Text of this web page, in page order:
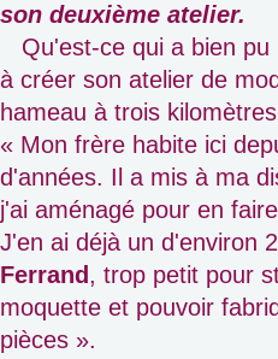
son deuxième atelier.
Qu'est-ce qui a bien pu
à créer son atelier de
hameau à trois
« Mon frère habite ici
d'années. Il a mis à ma
j'ai aménagé pour en
J'en ai déjà un d'environ
Ferrand , trop petit pour
moquette et pouvoir
pièces ».